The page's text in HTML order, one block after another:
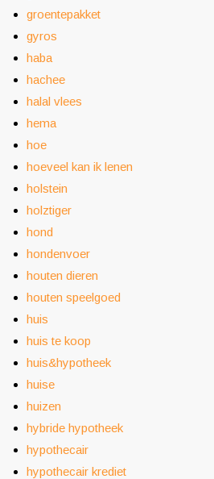
groentepakket
gyros
haba
hachee
halal vlees
hema
hoe
hoeveel kan ik lenen
holstein
holztiger
hond
hondenvoer
houten dieren
houten speelgoed
huis
huis te koop
huis&hypotheek
huise
huizen
hybride hypotheek
hypothecair
hypothecair krediet